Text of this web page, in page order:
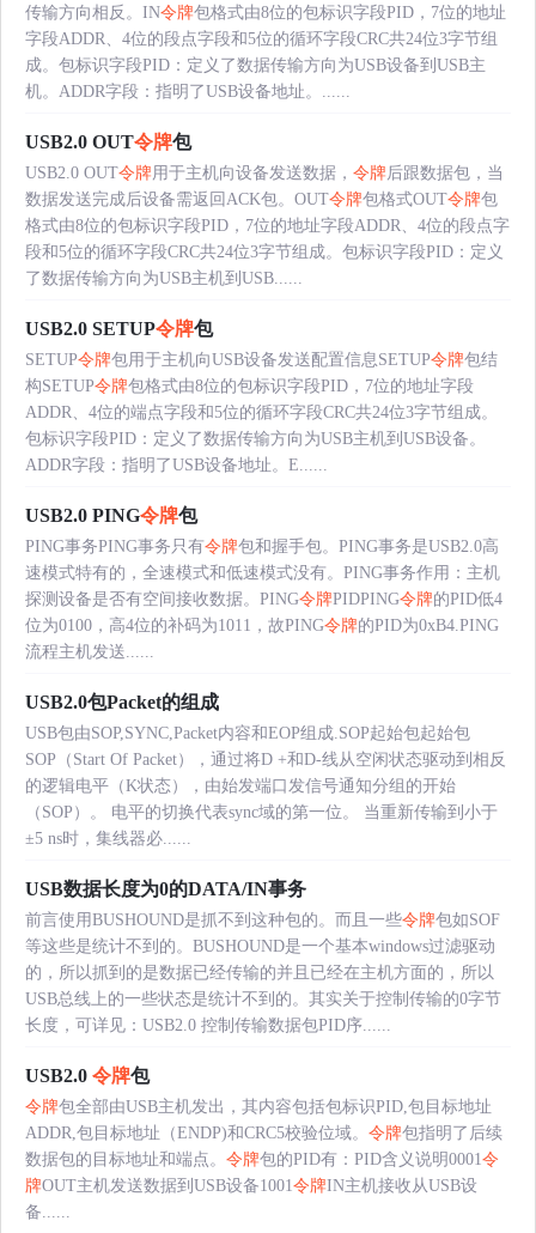
传输方向相反。IN令牌包格式由8位的包标识字段PID，7位的地址
字段ADDR、4位的段点字段和5位的循环字段CRC共24位3字节组
成。包标识字段PID：定义了数据传输方向为USB设备到USB主
机。ADDR字段：指明了USB设备地址。......
USB2.0 OUT令牌包
USB2.0 OUT令牌用于主机向设备发送数据， 令牌后跟数据包，当
数据发送完成后设备需返回ACK包。OUT令牌包格式OUT令牌包
格式由8位的包标识字段PID，7位的地址字段ADDR、4位的段点字
段和5位的循环字段CRC共24位3字节组成。包标识字段PID：定义
了数据传输方向为USB主机到USB......
USB2.0 SETUP令牌包
SETUP令牌包用于主机向USB设备发送配置信息SETUP令牌包结
构SETUP令牌包格式由8位的包标识字段PID，7位的地址字段
ADDR、4位的端点字段和5位的循环字段CRC共24位3字节组成。
包标识字段PID：定义了数据传输方向为USB主机到USB设备。
ADDR字段：指明了USB设备地址。E......
USB2.0 PING令牌包
PING事务PING事务只有令牌包和握手包。PING事务是USB2.0高
速模式特有的，全速模式和低速模式没有。PING事务作用：主机
探测设备是否有空间接收数据。PING令牌PIDPING令牌的PID低4
位为0100，高4位的补码为1011，故PING令牌的PID为0xB4.PING
流程主机发送......
USB2.0包Packet的组成
USB包由SOP,SYNC,Packet内容和EOP组成.SOP起始包起始包
SOP（Start Of Packet），通过将D +和D-线从空闲状态驱动到相反
的逻辑电平（K状态），由始发端口发信号通知分组的开始
（SOP）。 电平的切换代表sync域的第一位。 当重新传输到小于
±5 ns时，集线器必......
USB数据长度为0的DATA/IN事务
前言使用BUSHOUND是抓不到这种包的。而且一些令牌包如SOF
等这些是统计不到的。BUSHOUND是一个基本windows过滤驱动
的，所以抓到的是数据已经传输的并且已经在主机方面的，所以
USB总线上的一些状态是统计不到的。其实关于控制传输的0字节
长度，可详见：USB2.0 控制传输数据包PID序......
USB2.0 令牌包
令牌包全部由USB主机发出，其内容包括包标识PID,包目标地址
ADDR,包目标地址（ENDP)和CRC5校验位域。 令牌包指明了后续
数据包的目标地址和端点。 令牌包的PID有：PID含义说明0001令
牌OUT主机发送数据到USB设备1001令牌IN主机接收从USB设
备......